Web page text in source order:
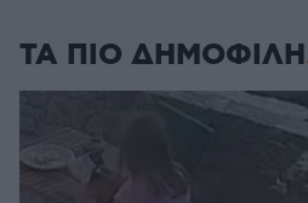
ΤΑ ΠΙΟ ΔΗΜΟΦΙΛΗ